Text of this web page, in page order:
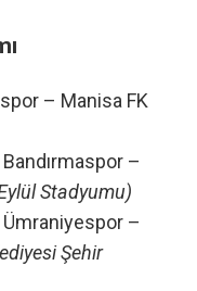
Bandırmaspor –
Stadyumu)
Ümraniyespor –
Şehir